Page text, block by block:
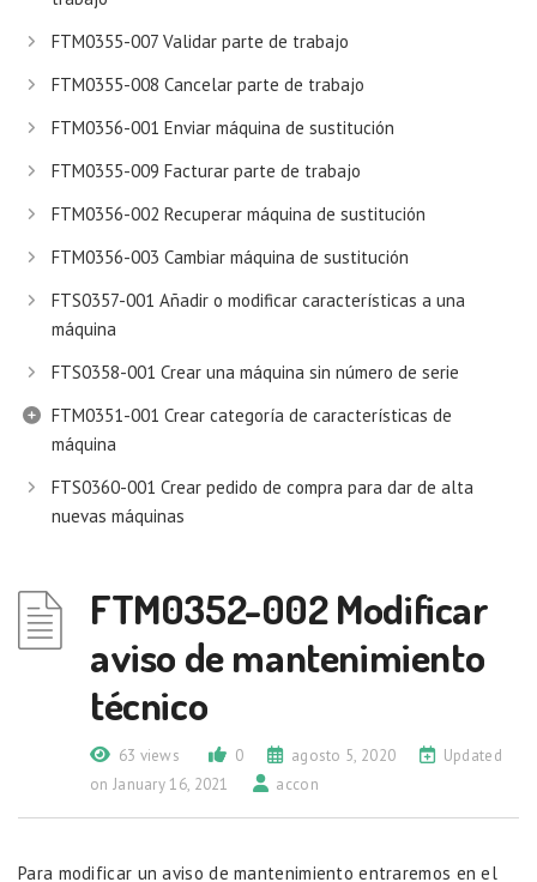
FTM0355-007 Validar parte de trabajo
FTM0355-008 Cancelar parte de trabajo
FTM0356-001 Enviar máquina de sustitución
FTM0355-009 Facturar parte de trabajo
FTM0356-002 Recuperar máquina de sustitución
FTM0356-003 Cambiar máquina de sustitución
FTS0357-001 Añadir o modificar características a una
máquina
FTS0358-001 Crear una máquina sin número de serie
FTM0351-001 Crear categoría de características de
máquina
FTS0360-001 Crear pedido de compra para dar de alta
nuevas máquinas
FTM0352-002 Modificar
aviso de mantenimiento
técnico
63 views 0 agosto 5, 2020
Updated
on January 16, 2021
accon
Para modificar un aviso de mantenimiento entraremos en el